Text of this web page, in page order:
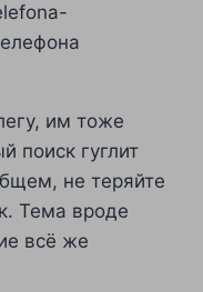
им тоже
поиск гуглит
не теряйте
Тема вроде
всё же